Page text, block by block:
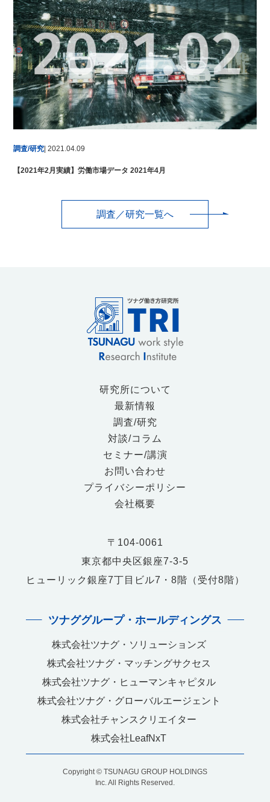
調査/研究| 2021.04.09
【2021年2月実績】労働市場データ 2021年4月
調査／研究一覧へ
研究所について
最新情報
調査/研究
対談/コラム
セミナー/講演
お問い合わせ
プライバシーポリシー
会社概要
〒104-0061
東京都中央区銀座7-3-5
ヒューリック銀座7丁目ビル7・8階（受付8階）
ツナググループ・ホールディングス
株式会社ツナグ・ソリューションズ
株式会社ツナグ・マッチングサクセス
株式会社ツナグ・ヒューマンキャピタル
株式会社ツナグ・グローバルエージェント
株式会社チャンスクリエイター
株式会社LeafNxT
Copyright © TSUNAGU GROUP HOLDINGS
Inc. All Rights Reserved.